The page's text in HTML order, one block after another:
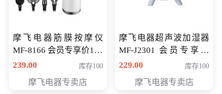
摩飞电器筋膜按摩仪
MF-8166 会员专享价168
元
239.00 库存100
摩飞电器专卖店
摩飞电器超声波加湿器
MF-J2301 会员专享价
168元
229.00 库存100
摩飞电器专卖店